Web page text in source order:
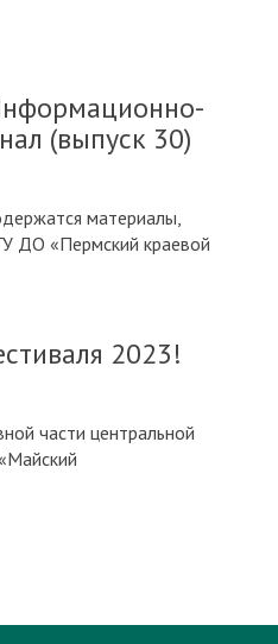
(выпуск 30)
материалы,
ДО «Пермский краевой
2023!
части центральной